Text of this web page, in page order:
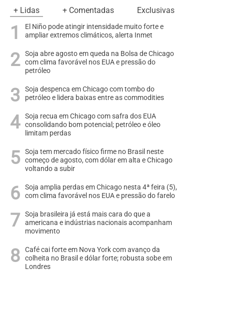
+ Lidas + Comentadas Exclusivas
El Niño pode atingir intensidade muito forte e
ampliar extremos climáticos, alerta Inmet
Soja abre agosto em queda na Bolsa de Chicago
com clima favorável nos EUA e pressão do
petróleo
Soja despenca em Chicago com tombo do
petróleo e lidera baixas entre as commodities
Soja recua em Chicago com safra dos EUA
consolidando bom potencial; petróleo e óleo
limitam perdas
Soja tem mercado físico firme no Brasil neste
começo de agosto, com dólar em alta e Chicago
voltando a subir
Soja amplia perdas em Chicago nesta 4ª feira (5),
com clima favorável nos EUA e pressão do farelo
Soja brasileira já está mais cara do que a
americana e indústrias nacionais acompanham
movimento
Café cai forte em Nova York com avanço da
colheita no Brasil e dólar forte; robusta sobe em
Londres